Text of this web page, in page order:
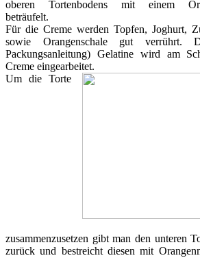
oberen Tortenbodens mit einem
beträufelt.
Für die Creme werden Topfen, Joghurt,
sowie Orangenschale gut verrührt.
Packungsanleitung) Gelatine wird am
Creme eingearbeitet.
Um die Torte
zusammenzusetzen gibt man den unteren
zurück und bestreicht diesen mit